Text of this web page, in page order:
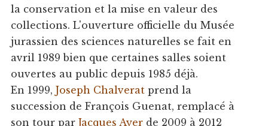
la conservation et la mise en valeur des
collections. L'ouverture officielle du Musée
jurassien des sciences naturelles se fait en
avril 1989 bien que certaines salles soient
ouvertes au public depuis 1985 déjà.
En 1999, Joseph Chalveratprend la
succession de François Guenat, remplacé à
son tour par Jacques Ayerde 2009 à 2012